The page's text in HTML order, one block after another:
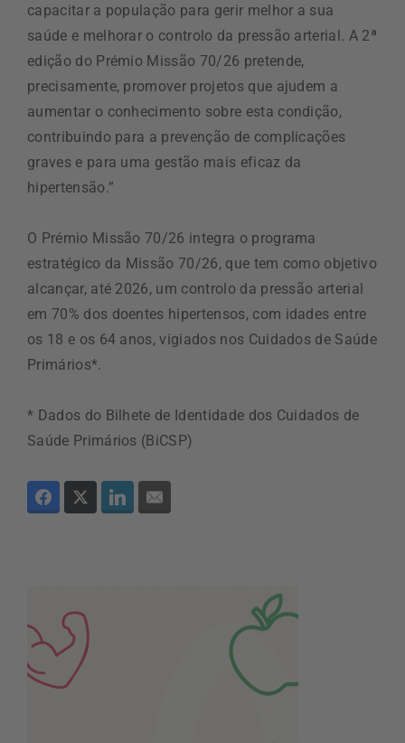
capacitar a população para gerir melhor a sua
saúde e melhorar o controlo da pressão arterial. A 2ª
edição do Prémio Missão 70/26 pretende,
precisamente, promover projetos que ajudem a
aumentar o conhecimento sobre esta condição,
contribuindo para a prevenção de complicações
graves e para uma gestão mais eficaz da
hipertensão.”
O Prémio Missão 70/26 integra o programa
estratégico da Missão 70/26, que tem como objetivo
alcançar, até 2026, um controlo da pressão arterial
em 70% dos doentes hipertensos, com idades entre
os 18 e os 64 anos, vigiados nos Cuidados de Saúde
Primários*.
* Dados do Bilhete de Identidade dos Cuidados de
Saúde Primários (BiCSP)